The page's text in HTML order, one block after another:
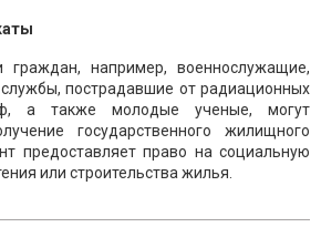
граждан, например, военнослужащие,
пострадавшие от радиационных
а также молодые ученые, могут
государственного жилищного
предоставляет право на социальную
или строительства жилья.